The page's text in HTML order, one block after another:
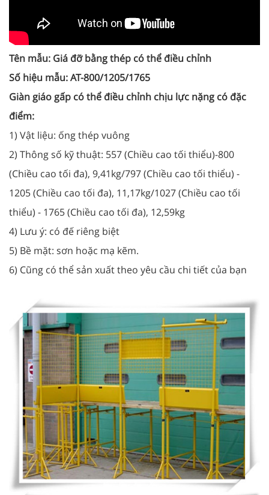
Tên mẫu: Giá đỡ bằng thép có thể điều chỉnh
Số hiệu mẫu: AT-800/1205/1765
Giàn giáo gấp có thể điều chỉnh chịu lực nặng có đặc
điểm:
1) Vật liệu: ống thép vuông
2) Thông số kỹ thuật: 557 (Chiều cao tối thiểu)-800
(Chiều cao tối đa), 9,41kg/797 (Chiều cao tối thiểu) -
1205 (Chiều cao tối đa), 11,17kg/1027 (Chiều cao tối
thiểu) - 1765 (Chiều cao tối đa), 12,59kg
4) Lưu ý: có đế riêng biệt
5) Bề mặt: sơn hoặc mạ kẽm.
6) Cũng có thể sản xuất theo yêu cầu chi tiết của bạn